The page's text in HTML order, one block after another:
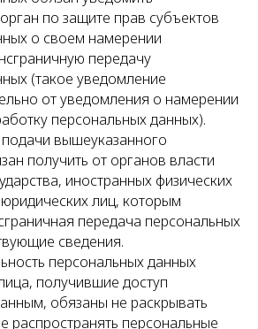
по защите прав субъектов
о своем намерении
передачу
(такое уведомление
от уведомления о намерении
персональных данных).
вышеуказанного
получить от органов власти
иностранных физических
лиц, которым
передача персональных
сведения.
персональных данных
получившие доступ
обязаны не раскрывать
распространять персональные